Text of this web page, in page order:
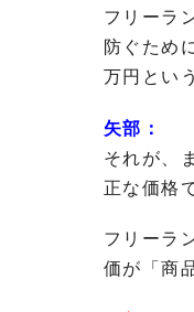
フリーラ
防ぐため
万円とい
矢部：
それが、
正な価格
フリーラ
価が「商